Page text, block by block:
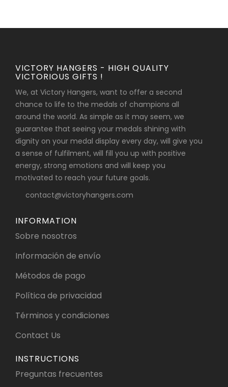
VICTORY HANGERS - HIGH QUALITY
VICTORIOUS GIFTS !
We, at Victory Hangers, want to offer a second
chance to life to the medals of champions all
around the world. As simple as it may seem, we
guarantee that seeing your medals shining with
dignity on your medal display every day, will give you
a sense of fulfilment, will fill you up with positive
energy, strong emotions and will keep you
motivated to reach your future goals.
contact@victoryhangers.com
INFORMATION
Sobre nosotros
Información de envío
Métodos de pago
Política de privacidad
Términos y condiciones
Contact Us
INSTRUCTIONS
Preguntas frecuentes